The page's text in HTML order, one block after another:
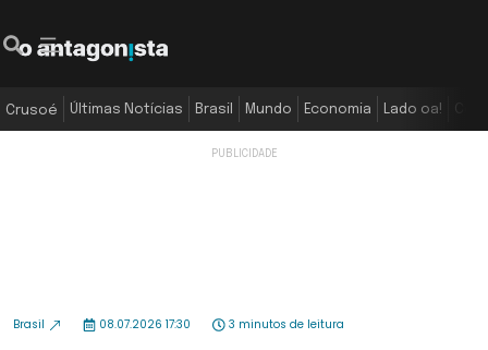
Crusoé Últimas Notícias Brasil Mundo Economia Lado oa!
Brasil 08.07.2026 17:30 3 minutos de leitura